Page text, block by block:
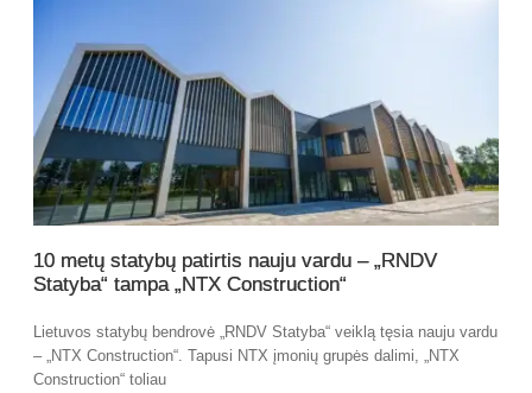
10 metų statybų patirtis nauju vardu – „RNDV
Statyba“ tampa „NTX Construction“
Lietuvos statybų bendrovė „RNDV Statyba“ veiklą tęsia nauju vardu
– „NTX Construction“. Tapusi NTX įmonių grupės dalimi, „NTX
Construction“ toliau